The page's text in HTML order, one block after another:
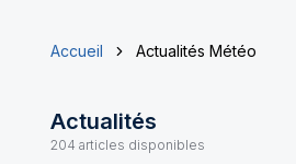
Accueil Actualités Météo
Actualités
204 articles disponibles